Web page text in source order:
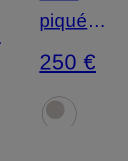
piqué
GHOST
250 €